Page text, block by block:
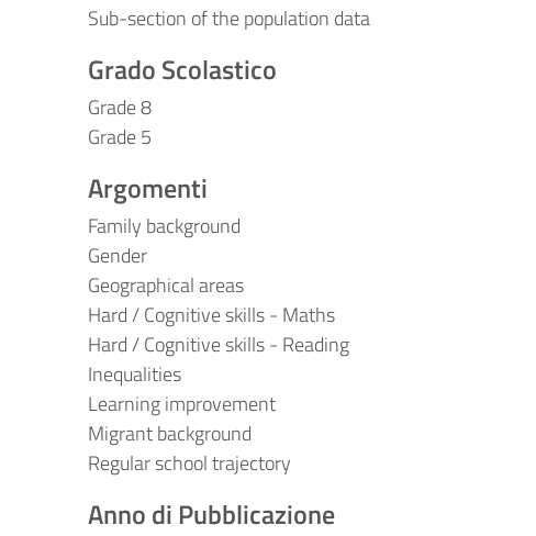
Sub-section of the population data
Grado Scolastico
Grade 8
Grade 5
Argomenti
Family background
Gender
Geographical areas
Hard / Cognitive skills - Maths
Hard / Cognitive skills - Reading
Inequalities
Learning improvement
Migrant background
Regular school trajectory
Anno di Pubblicazione